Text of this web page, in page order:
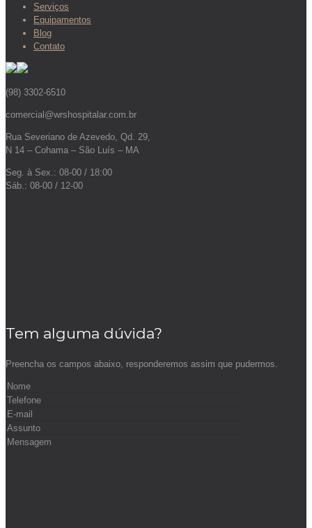
Serviços
Equipamentos
Blog
Contato
(98) 3302-6510
comercial@wrshospitalar.com.br
Rua Severiano de Azevedo, Qd. 29,
N 14 – Cohama – São Luís – MA
Seg. à Sex.: 08-00 / 18:00
Sáb.: 08-00 / 12-00
Tem alguma dúvida?
Preencha os campos abaixo, responderemos assim que pudermos.